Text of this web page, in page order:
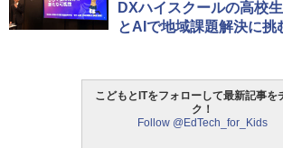
DXハイスクールの高校
とAIで地域課題解決に挑
こどもとITをフォローして最新記事を
ク！
Follow @EdTech_for_Kids